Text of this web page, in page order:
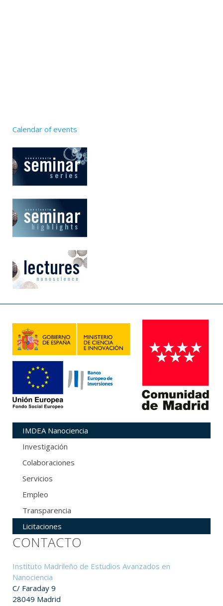
Calendar of events
IMDEA Nanociencia
Investigación
Colaboraciones
Servicios
Empleo
Transparencia
Licitaciones
CONTACTO
Instituto Madrileño de Estudios Avanzados en
Nanociencia
C/ Faraday 9
28049 Madrid